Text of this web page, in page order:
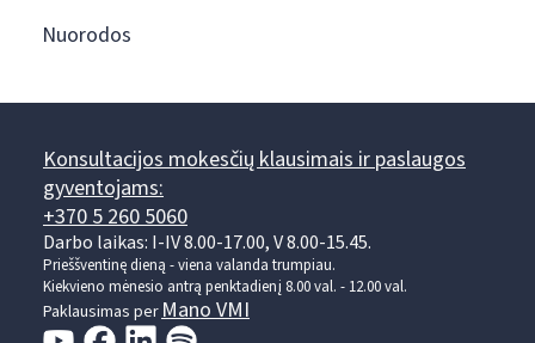
Nuorodos
Konsultacijos mokesčių klausimais ir paslaugos
gyventojams:
+370 5 260 5060
Darbo laikas: I-IV 8.00-17.00, V 8.00-15.45.
Prieššventinę dieną - viena valanda trumpiau.
Kiekvieno mėnesio antrą penktadienį 8.00 val. - 12.00 val.
Paklausimas perMano VMI